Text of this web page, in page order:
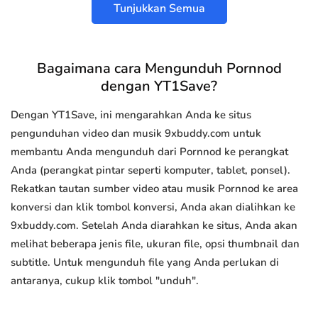
Tunjukkan Semua
Bagaimana cara Mengunduh Pornnod
dengan YT1Save?
Dengan YT1Save, ini mengarahkan Anda ke situs
pengunduhan video dan musik 9xbuddy.com untuk
membantu Anda mengunduh dari Pornnod ke perangkat
Anda (perangkat pintar seperti komputer, tablet, ponsel).
Rekatkan tautan sumber video atau musik Pornnod ke area
konversi dan klik tombol konversi, Anda akan dialihkan ke
9xbuddy.com. Setelah Anda diarahkan ke situs, Anda akan
melihat beberapa jenis file, ukuran file, opsi thumbnail dan
subtitle. Untuk mengunduh file yang Anda perlukan di
antaranya, cukup klik tombol "unduh".